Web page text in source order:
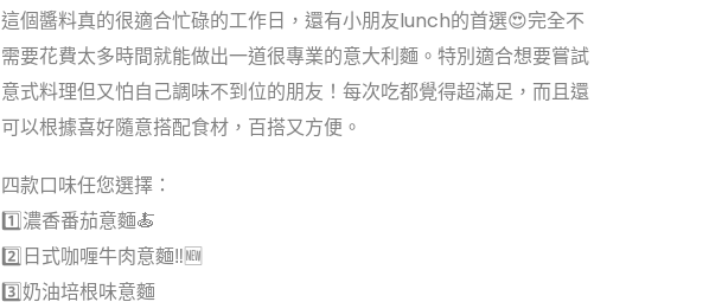
這個醬料真的很適合忙碌的工作日，還有小朋友lunch的首選😍完全不
需要花費太多時間就能做出一道很專業的意大利麵。特別適合想要嘗試
意式料理但又怕自己調味不到位的朋友！每次吃都覺得超滿足，而且還
可以根據喜好隨意搭配食材，百搭又方便。
四款口味任您選擇：
1️⃣濃香番茄意麵🍝
2️⃣日式咖喱牛肉意麵‼️🆕
3️⃣奶油培根味意麵